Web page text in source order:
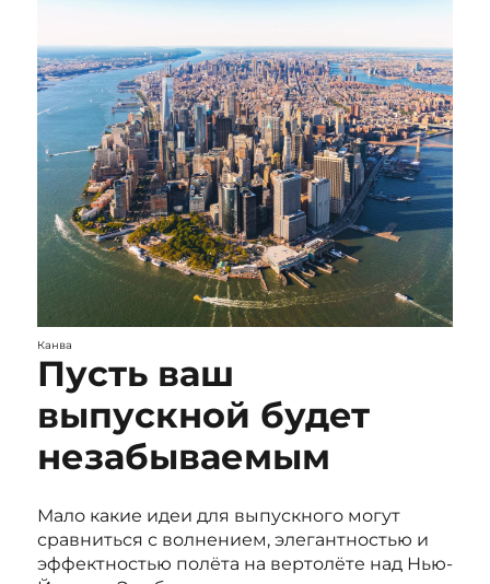
Канва
Пусть ваш
выпускной будет
незабываемым
Мало какие идеи для выпускного могут
сравниться с волнением, элегантностью и
эффектностью полёта на вертолёте над Нью-